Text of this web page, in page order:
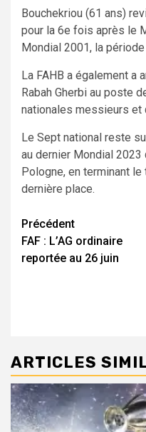
Bouchekriou (61 ans)
pour la 6e fois après le
Mondial 2001, la
La FAHB a également a
Rabah Gherbi au poste
nationales messieurs et
Le Sept national reste
au dernier Mondial
Pologne, en terminant
dernière place.
Navigation
d’article
Précédent
FAF : L’AG ordinaire
reportée au 26 juin
ARTICLES